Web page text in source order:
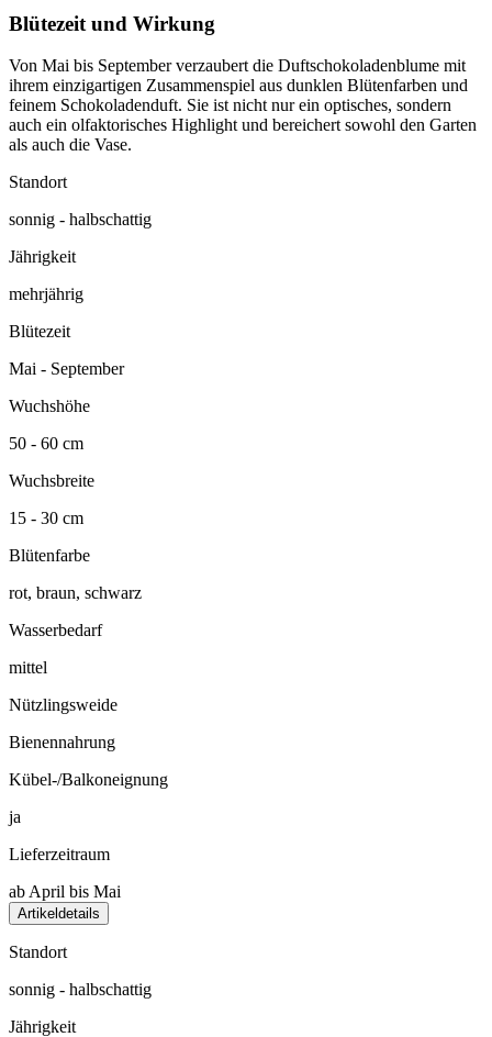
Blütezeit und Wirkung
Von Mai bis September verzaubert die Duftschokoladenblume mit
ihrem einzigartigen Zusammenspiel aus dunklen Blütenfarben und
feinem Schokoladenduft. Sie ist nicht nur ein optisches, sondern
auch ein olfaktorisches Highlight und bereichert sowohl den Garten
als auch die Vase.
Standort
sonnig - halbschattig
Jährigkeit
mehrjährig
Blütezeit
Mai - September
Wuchshöhe
50 - 60 cm
Wuchsbreite
15 - 30 cm
Blütenfarbe
rot, braun, schwarz
Wasserbedarf
mittel
Nützlingsweide
Bienennahrung
Kübel-/Balkoneignung
ja
Lieferzeitraum
ab April bis Mai
Artikeldetails
Standort
sonnig - halbschattig
Jährigkeit